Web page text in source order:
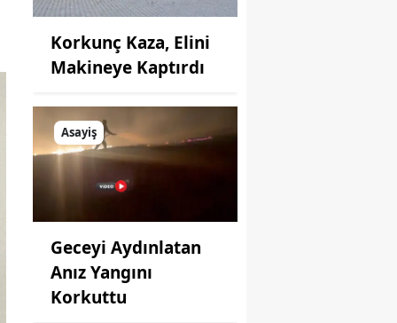
Korkunç Kaza, Elini
Makineye Kaptırdı
Asayiş
Geceyi Aydınlatan
Anız Yangını
Korkuttu